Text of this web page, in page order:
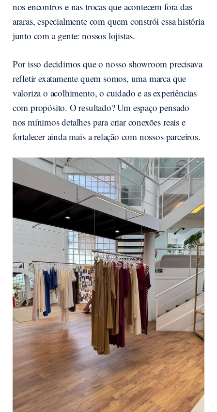
nos encontros e nas trocas que acontecem fora das
araras, especialmente com quem constrói essa história
junto com a gente: nossos lojistas.
Por isso decidimos que o nosso showroom precisava
refletir exatamente quem somos, uma marca que
valoriza o acolhimento, o cuidado e as experiências
com propósito. O resultado? Um espaço pensado
nos mínimos detalhes para criar conexões reais e
fortalecer ainda mais a relação com nossos parceiros.